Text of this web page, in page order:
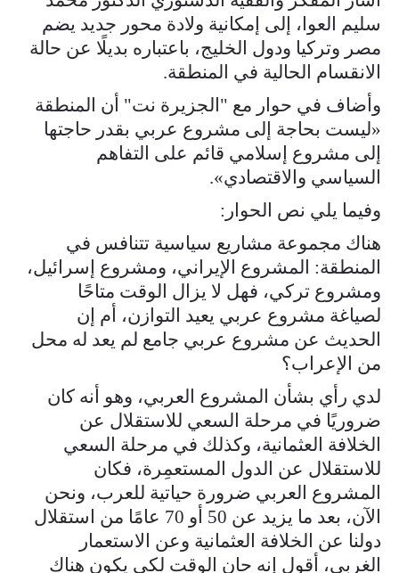
سليم العوا، إلى إمكانية ولادة محور جديد يضم
مصر وتركيا ودول الخليج، باعتباره بديلًا عن حالة
الانقسام الحالية في المنطقة.
وأضاف في حوار مع "الجزيرة نت" أن المنطقة
«ليست بحاجة إلى مشروع عربي بقدر حاجتها
إلى مشروع إسلامي قائم على التفاهم
السياسي والاقتصادي».
وفيما يلي نص الحوار:
هناك مجموعة مشاريع سياسية تتنافس في
المنطقة: المشروع الإيراني، ومشروع إسرائيل،
ومشروع تركي، فهل لا يزال الوقت متاحًا
لصياغة مشروع عربي يعيد التوازن، أم إن
الحديث عن مشروع عربي جامع لم يعد له محل
من الإعراب؟
لدي رأي بشأن المشروع العربي، وهو أنه كان
ضروريًا في مرحلة السعي للاستقلال عن
الخلافة العثمانية، وكذلك في مرحلة السعي
للاستقلال عن الدول المستعمِرة، فكان
المشروع العربي ضرورة حياتية للعرب، ونحن
الآن، بعد ما يزيد عن 50 أو 70 عامًا من استقلال
دولنا عن الخلافة العثمانية وعن الاستعمار
الغربي، أقول إنه حان الوقت لكي يكون هناك